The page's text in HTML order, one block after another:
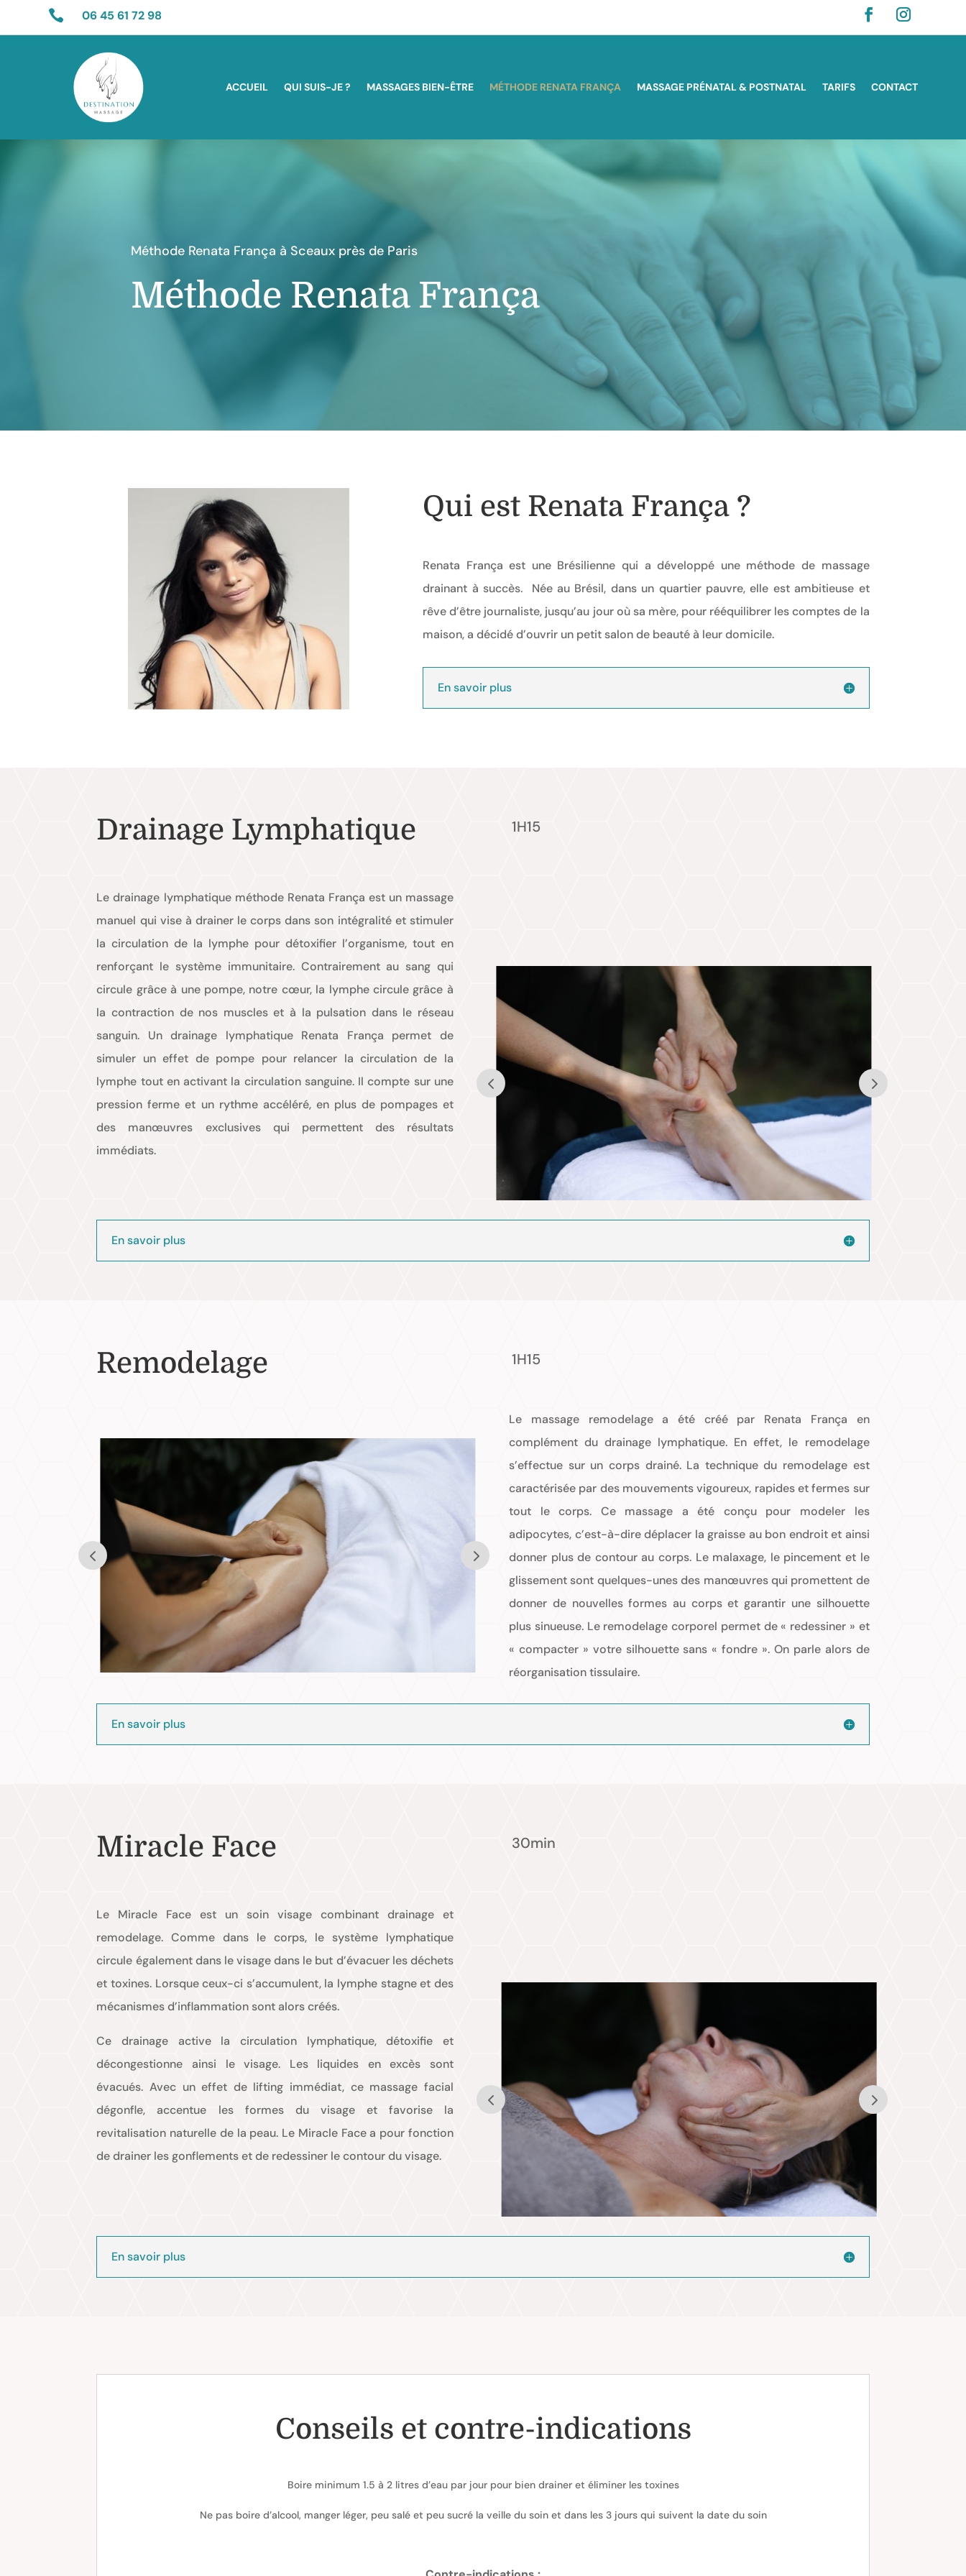
 06 45 61 72 98
ACCUEIL QUI SUIS-JE ? MASSAGES BIEN-ÊTRE MÉTHODE RENATA FRANÇA MASSAGE PRÉNATAL & POSTNATAL TARIFS CONTACT
Méthode Renata França à Sceaux près de Paris
Méthode Renata França
Qui est Renata França ?
Renata França est une Brésilienne qui a développé une méthode de massage
drainant à succès. Née au Brésil, dans un quartier pauvre, elle est ambitieuse et
rêve d’être journaliste, jusqu’au jour où sa mère, pour rééquilibrer les comptes de la
maison, a décidé d’ouvrir un petit salon de beauté à leur domicile.
En savoir plus
Drainage Lymphatique 1H15
Le drainage lymphatique méthode Renata França est un massage
manuel qui vise à drainer le corps dans son intégralité et stimuler
la circulation de la lymphe pour détoxifier l’organisme, tout en
renforçant le système immunitaire. Contrairement au sang qui
circule grâce à une pompe, notre cœur, la lymphe circule grâce à
la contraction de nos muscles et à la pulsation dans le réseau
sanguin. Un drainage lymphatique Renata França permet de
simuler un effet de pompe pour relancer la circulation de la
lymphe tout en activant la circulation sanguine. Il compte sur une
pression ferme et un rythme accéléré, en plus de pompages et
des manœuvres exclusives qui permettent des résultats
immédiats.
En savoir plus
Remodelage 1H15
Le massage remodelage a été créé par Renata França en
complément du drainage lymphatique. En effet, le remodelage
s’effectue sur un corps drainé. La technique du remodelage est
caractérisée par des mouvements vigoureux, rapides et fermes sur
tout le corps. Ce massage a été conçu pour modeler les
adipocytes, c’est-à-dire déplacer la graisse au bon endroit et ainsi
donner plus de contour au corps. Le malaxage, le pincement et le
glissement sont quelques-unes des manœuvres qui promettent de
donner de nouvelles formes au corps et garantir une silhouette
plus sinueuse. Le remodelage corporel permet de « redessiner » et
« compacter » votre silhouette sans « fondre ». On parle alors de
réorganisation tissulaire.
En savoir plus
Miracle Face 30min
Le Miracle Face est un soin visage combinant drainage et
remodelage. Comme dans le corps, le système lymphatique
circule également dans le visage dans le but d’évacuer les déchets
et toxines. Lorsque ceux-ci s’accumulent, la lymphe stagne et des
mécanismes d’inflammation sont alors créés.
Ce drainage active la circulation lymphatique, détoxifie et
décongestionne ainsi le visage. Les liquides en excès sont
évacués. Avec un effet de lifting immédiat, ce massage facial
dégonfle, accentue les formes du visage et favorise la
revitalisation naturelle de la peau. Le Miracle Face a pour fonction
de drainer les gonflements et de redessiner le contour du visage.
En savoir plus
Conseils et contre-indications
Boire minimum 1.5 à 2 litres d’eau par jour pour bien drainer et éliminer les toxines
Ne pas boire d’alcool, manger léger, peu salé et peu sucré la veille du soin et dans les 3 jours qui suivent la date du soin